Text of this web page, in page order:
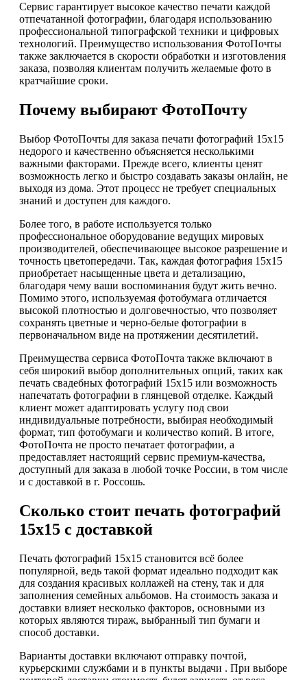
Сервис гарантирует высокое качество печати каждой
отпечатанной фотографии, благодаря использованию
профессиональной типографской техники и цифровых
технологий. Преимущество использования ФотоПочты
также заключается в скорости обработки и изготовления
заказа, позволяя клиентам получить желаемые фото в
кратчайшие сроки.
Почему выбирают ФотоПочту
Выбор ФотоПочты для заказа печати фотографий 15х15
недорого и качественно объясняется несколькими
важными факторами. Прежде всего, клиенты ценят
возможность легко и быстро создавать заказы онлайн, не
выходя из дома. Этот процесс не требует специальных
знаний и доступен для каждого.
Более того, в работе используется только
профессиональное оборудование ведущих мировых
производителей, обеспечивающее высокое разрешение и
точность цветопередачи. Так, каждая фотография 15х15
приобретает насыщенные цвета и детализацию,
благодаря чему ваши воспоминания будут жить вечно.
Помимо этого, используемая фотобумага отличается
высокой плотностью и долговечностью, что позволяет
сохранять цветные и черно-белые фотографии в
первоначальном виде на протяжении десятилетий.
Преимущества сервиса ФотоПочта также включают в
себя широкий выбор дополнительных опций, таких как
печать свадебных фотографий 15х15 или возможность
напечатать фотографии в глянцевой отделке. Каждый
клиент может адаптировать услугу под свои
индивидуальные потребности, выбирая необходимый
формат, тип фотобумаги и количество копий. В итоге,
ФотоПочта не просто печатает фотографии, а
предоставляет настоящий сервис премиум-качества,
доступный для заказа в любой точке России, в том числе
и с доставкой в г. Россошь.
Сколько стоит печать фотографий
15х15 с доставкой
Печать фотографий 15х15 становится всё более
популярной, ведь такой формат идеально подходит как
для создания красивых коллажей на стену, так и для
заполнения семейных альбомов. На стоимость заказа и
доставки влияет несколько факторов, основными из
которых являются тираж, выбранный тип бумаги и
способ доставки.
Варианты доставки включают отправку почтой,
курьерскими службами и в пункты выдачи . При выборе